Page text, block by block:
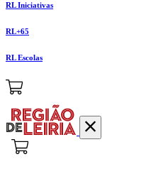
RL Iniciativas
RL+65
RL Escolas